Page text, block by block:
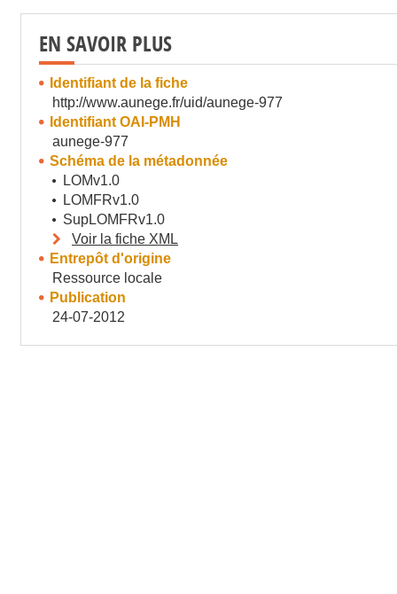
EN SAVOIR PLUS
Identifiant de la fiche
http://www.aunege.fr/uid/aunege-977
Identifiant OAI-PMH
aunege-977
Schéma de la métadonnée
LOMv1.0
LOMFRv1.0
SupLOMFRv1.0
Voir la fiche XML
Entrepôt d'origine
Ressource locale
Publication
24-07-2012